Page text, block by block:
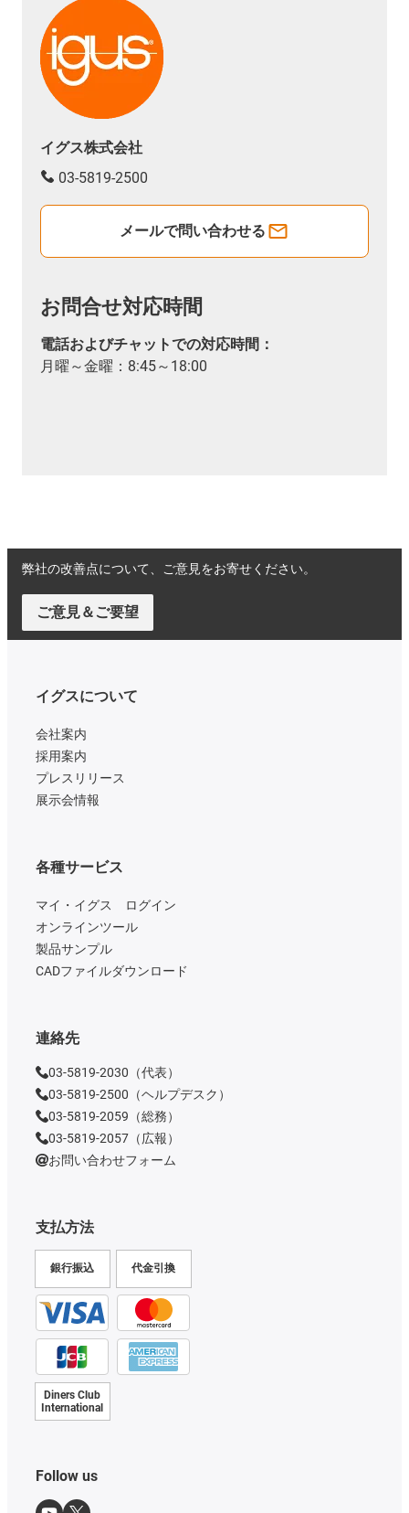
イグス株式会社
03-5819-2500
メールで問い合わせる
お問合せ対応時間
電話およびチャットでの対応時間：
月曜～金曜：8:45～18:00
弊社の改善点について、ご意見をお寄せください。
ご意見＆ご要望
イグスについて
会社案内
採用案内
プレスリリース
展示会情報
支払方法
銀行振込 代金引換
Diners Club
International
各種サービス
マイ・イグス ログイン
オンラインツール
製品サンプル
CADファイルダウンロード
連絡先
03-5819-2030（代表）
03-5819-2500（ヘルプデスク）
03-5819-2059（総務）
03-5819-2057（広報）
お問い合わせフォーム
Follow us